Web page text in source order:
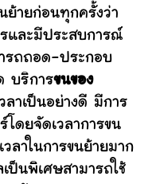
ย้ายก่อนทุกครั้งว่า
และมีประสบการณ์
รถถอด-ประกอบ
บริการขนของ
ลาเป็นอย่างดี มีการ
โดยจัดเวลาการขน
วลาในการขนย้ายมาก
ป็นพิเศษสามารถใช้